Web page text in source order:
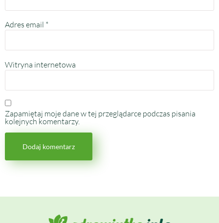
Adres email *
Witryna internetowa
Zapamiętaj moje dane w tej przeglądarce podczas pisania
kolejnych komentarzy.